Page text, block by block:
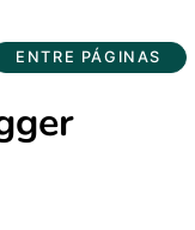
ENTRE PÁGINAS